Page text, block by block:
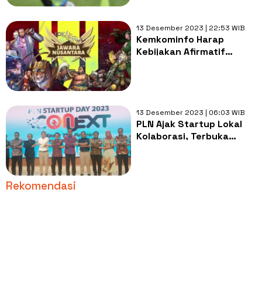
13 Desember 2023 | 22:53 WIB
Kemkominfo Harap
Kebijakan Afirmatif
13 Desember 2023 | 06:03 WIB
PLN Ajak Startup Lokal
Kolaborasi, Terbuka
Rekomendasi